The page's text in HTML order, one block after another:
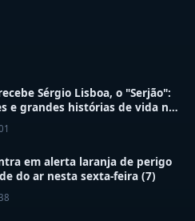
Sérgio Lisboa, o "Serjão":
e grandes histórias de vida no
em alerta laranja de perigo
do ar nesta sexta-feira (7)